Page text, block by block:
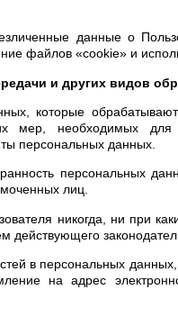
данные о
файлов «cookie» и
и других видов
которые
мер, необходимых
персональных данных.
персональных
лиц.
никогда, ни при
действующего
в персональных
на адрес